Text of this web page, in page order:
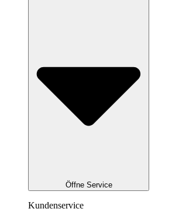
Öffne Service
Kundenservice